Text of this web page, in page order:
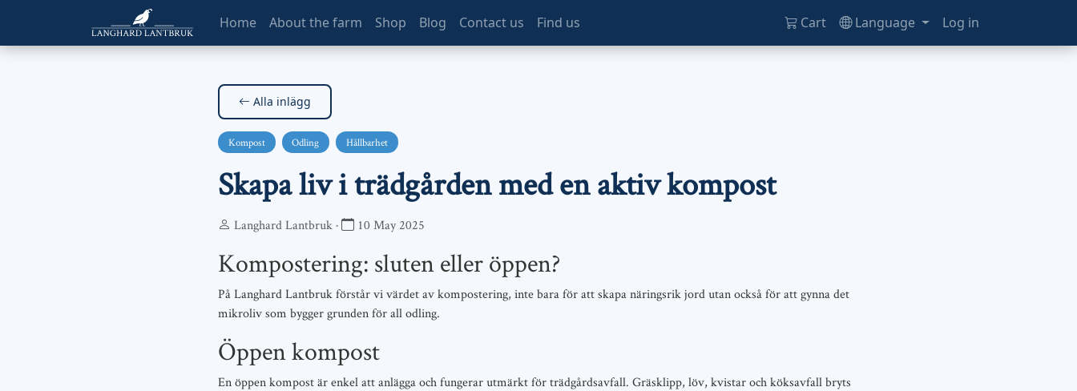
Home About the farm Shop Blog Contact us Find us Cart Language Log in
Alla inlägg
Kompost Odling Hållbarhet
Skapa liv i trädgården med en aktiv kompost
Langhard Lantbruk · 10 May 2025
Kompostering: sluten eller öppen?
På Langhard Lantbruk förstår vi värdet av kompostering, inte bara för att skapa näringsrik jord utan också för att gynna det
mikroliv som bygger grunden för all odling.
Öppen kompost
En öppen kompost är enkel att anlägga och fungerar utmärkt för trädgårdsavfall. Gräsklipp, löv, kvistar och köksavfall bryts